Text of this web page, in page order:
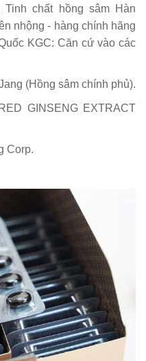
chất hồng sâm Hàn
nhộng - hàng chính hãng
KGC: Căn cứ vào các
(Hồng sâm chính phủ).
GINSENG EXTRACT
Corp.